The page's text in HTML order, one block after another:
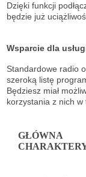
Dzięki funkcji
będzie już
Wsparcie dla
Standardowe radio
szeroką listę
Będziesz miał
korzystania z nich
GŁÓWNA